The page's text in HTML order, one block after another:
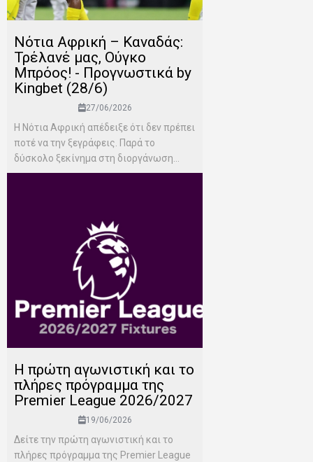
Νότια Αφρική – Καναδάς:
Τρέλανέ μας, Ούγκο
Μπρόος! - Προγνωστικά by
Kingbet (28/6)
27/06/2026
Η Νότια Αφρική απέδειξε ότι δεν πρέπει
ποτέ να την ξεγράφεις. Παρά το
δύσκολο ξεκίνημα στη διοργάνωση...
H πρώτη αγωνιστική και το
πλήρες πρόγραμμα της
Premier League 2026/2027
19/06/2026
Δείτε την πρώτη αγωνιστική και το
πλήρες πρόγραμμα της Premier League